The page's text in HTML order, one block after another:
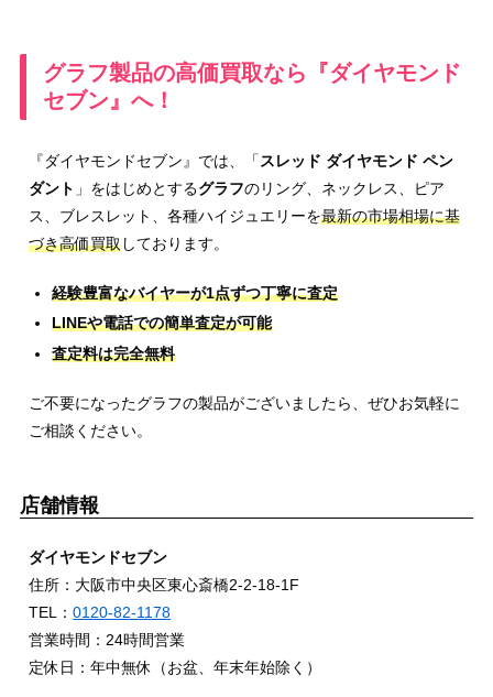
グラフ製品の高価買取なら『ダイヤモンド
セブン』へ！
『ダイヤモンドセブン』では、「 スレッド ダイヤモンド ペン
ダント 」をはじめとするグラフのリング、ネックレス、ピア
ス、ブレスレット、各種ハイジュエリーを最新の市場相場に基
づき高価買取しております。
経験豊富なバイヤーが1点ずつ丁寧に査定
LINEや電話での簡単査定が可能
査定料は完全無料
ご不要になったグラフの製品がございましたら、ぜひお気軽に
ご相談ください。
店舗情報
ダイヤモンドセブン
住所：大阪市中央区東心斎橋2-2-18-1F
TEL：0120-82-1178
営業時間：24時間営業
定休日：年中無休（お盆、年末年始除く）